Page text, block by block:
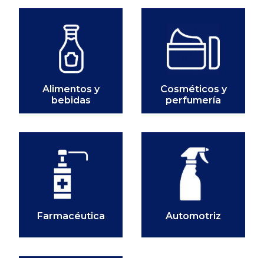
Alimentos y
bebidas
Cosméticos y
perfumería
Farmacéutica Automotriz